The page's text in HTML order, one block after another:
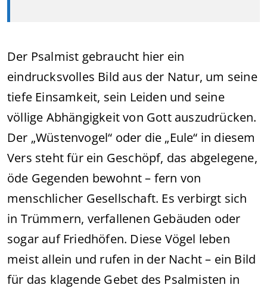
Der Psalmist gebraucht hier ein
eindrucksvolles Bild aus der Natur, um seine
tiefe Einsamkeit, sein Leiden und seine
völlige Abhängigkeit von Gott auszudrücken.
Der „Wüstenvogel“ oder die „Eule“ in diesem
Vers steht für ein Geschöpf, das abgelegene,
öde Gegenden bewohnt – fern von
menschlicher Gesellschaft. Es verbirgt sich
in Trümmern, verfallenen Gebäuden oder
sogar auf Friedhöfen. Diese Vögel leben
meist allein und rufen in der Nacht – ein Bild
für das klagende Gebet des Psalmisten in